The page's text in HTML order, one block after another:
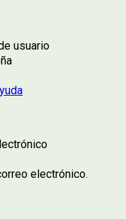
usuario
electrónico.